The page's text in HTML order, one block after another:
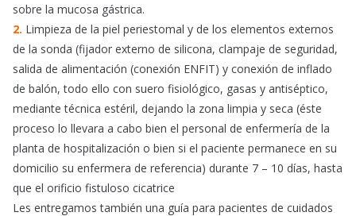
sobre la mucosa gástrica.
2. Limpieza de la piel periestomal y de los elementos externos
de la sonda (fijador externo de silicona, clampaje de seguridad,
salida de alimentación (conexión ENFIT) y conexión de inflado
de balón, todo ello con suero fisiológico, gasas y antiséptico,
mediante técnica estéril, dejando la zona limpia y seca (éste
proceso lo llevara a cabo bien el personal de enfermería de la
planta de hospitalización o bien si el paciente permanece en su
domicilio su enfermera de referencia) durante 7 – 10 días, hasta
que el orificio fistuloso cicatrice
Les entregamos también una guía para pacientes de cuidados